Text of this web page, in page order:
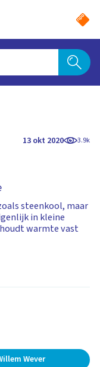
13 okt 2020 3.9k
steenkool, maar
in kleine
houdt warmte vast
Wever